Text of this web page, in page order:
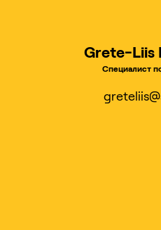
Grete-Liis
Специалист